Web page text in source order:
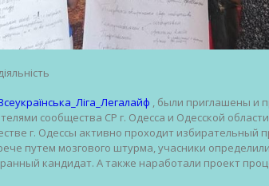
, были приглашены и
сообщества СР г. Одесса и Одесской
г. Одессы активно проходит избирательный
путем мозгового штурма, учасники
кандидат. А также наработали проект